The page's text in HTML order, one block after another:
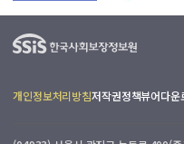
개인정보처리방침저작권정책뷰어다운